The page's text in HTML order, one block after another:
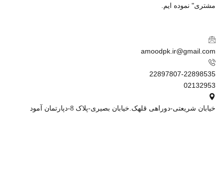
مشتری" نموده ایم.
amoodpk.ir@gmail.com
22897807-22898535
02132953
خیابان شریعتی-دوراهی قلهک.خیابان بصیری-پلاک 8-دپارتمان آمود